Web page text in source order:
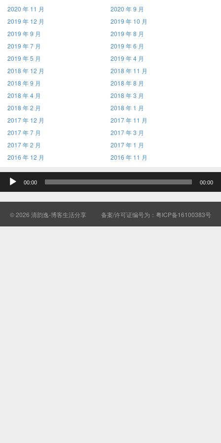
2020 年 11 月
2020 年 9 月
2019 年 12 月
2019 年 10 月
2019 年 9 月
2019 年 8 月
2019 年 7 月
2019 年 6 月
2019 年 5 月
2019 年 4 月
2018 年 12 月
2018 年 11 月
2018 年 9 月
2018 年 8 月
2018 年 4 月
2018 年 3 月
2018 年 2 月
2018 年 1 月
2017 年 12 月
2017 年 11 月
2017 年 7 月
2017 年 3 月
2017 年 2 月
2017 年 1 月
2016 年 12 月
2016 年 11 月
00:00 00:00
© 2026 清韵逸-博客生活分享 备案/许可证编号为： 粤ICP备16100383号